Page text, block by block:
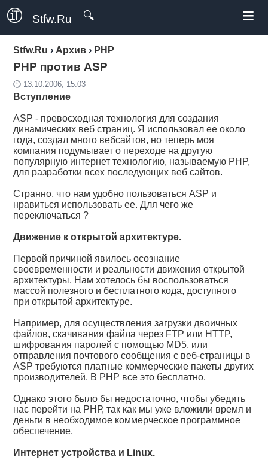
Stfw.Ru 🔍 ≡
Stfw.Ru › Архив › PHP
PHP против ASP
🕛 13.10.2006, 15:03
Вступление
ASP - превосходная технология для создания
динамических веб страниц. Я использовал ее около
года, создал много вебсайтов, но теперь моя
компания подумывает о переходе на другую
популярную интернет технологию, называемую PHP,
для разработки всех последующих веб сайтов.
Странно, что нам удобно пользоваться ASP и
нравиться использовать ее. Для чего же
переключаться ?
Движение к открытой архитектуре.
Первой причиной явилось осознание
своевременности и реальности движения открытой
архитектуры. Нам хотелось бы воспользоваться
массой полезного и бесплатного кода, доступного
при открытой архитектуре.
Например, для осуществления загрузки двоичных
файлов, скачивания файла через FTP или HTTP,
шифрования паролей с помощью MD5, или
отправления почтового сообщения с веб-страницы в
ASP требуются платные коммерческие пакеты других
производителей. В PHP все это бесплатно.
Однако этого было бы недостаточно, чтобы убедить
нас перейти на РНР, так как мы уже вложили время и
деньги в необходимое коммерческое программное
обеспечение.
Интернет устройства и Linux.